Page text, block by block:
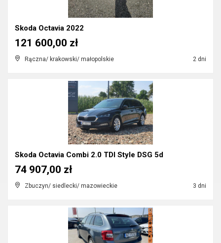
Skoda Octavia 2022
Rączna/ krakowski/ małopolskie 2 dni
121 600,00 zł
Skoda Octavia Combi 2.0 TDI Style DSG 5d
Zbuczyn/ siedlecki/ mazowieckie 3 dni
74 907,00 zł